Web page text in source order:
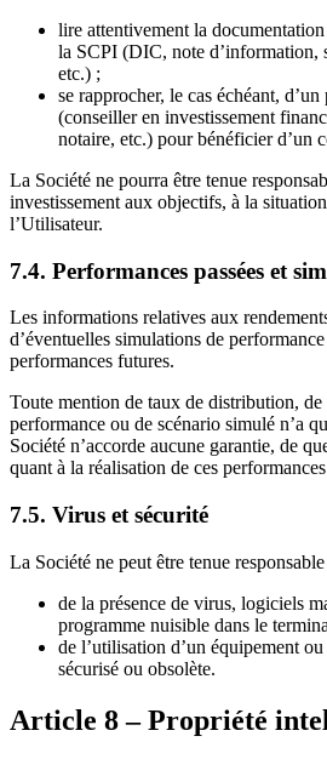
lire attentivement la
la SCPI (DIC, note d’information,
etc.) ;
se rapprocher, le cas échéant,
(conseiller en investissement
notaire, etc.) pour bénéficier d’un
La Société ne pourra être tenue
investissement aux objectifs, à la
l’Utilisateur.
7.4. Performances passées et
Les informations relatives aux
d’éventuelles simulations de
performances futures.
Toute mention de taux de distribution,
performance ou de scénario simulé n’a
Société n’accorde aucune garantie, de
quant à la réalisation de ces
7.5. Virus et sécurité
La Société ne peut être tenue
de la présence de virus, logiciels
programme nuisible dans le
de l’utilisation d’un équipement
sécurisé ou obsolète.
Article 8 – Propriété